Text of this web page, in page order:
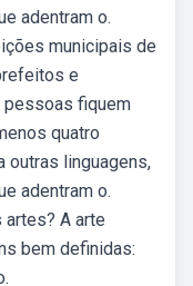
adentram o.
municipais de
e
pessoas fiquem
quatro
outras linguagens,
adentram o.
A arte
bem definidas: